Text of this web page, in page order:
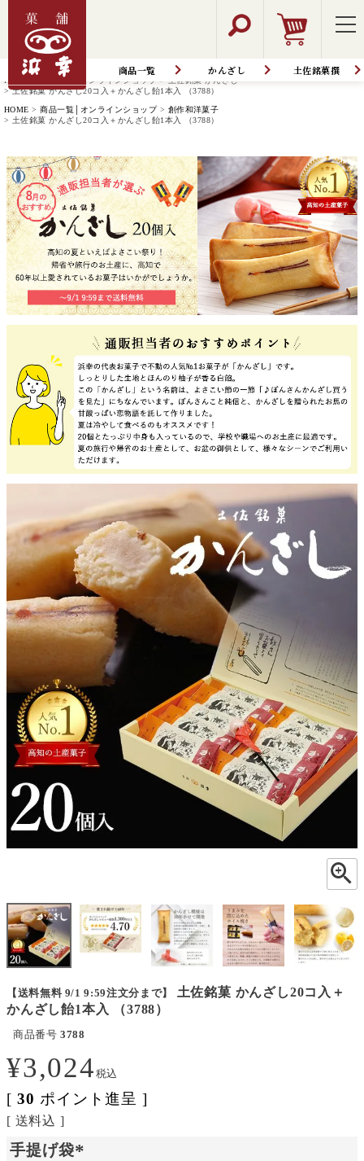
商品一覧 かんざし 土佐銘菓撰
HOME 商品一覧│オンラインショップ
土佐銘菓 かんざし
土佐銘菓 かんざし20コ入＋かんざし飴1本入 （3788）
HOME 商品一覧│オンラインショップ
創作和洋菓子
土佐銘菓 かんざし20コ入＋かんざし飴1本入 （3788）
【送料無料 9/1 9:59注文分まで】
土佐銘菓 かんざし20コ入＋
かんざし飴1本入 （3788）
商品番号 3788
¥3,024 税込
[ 30 ポイント進呈 ]
送料込
手提げ袋